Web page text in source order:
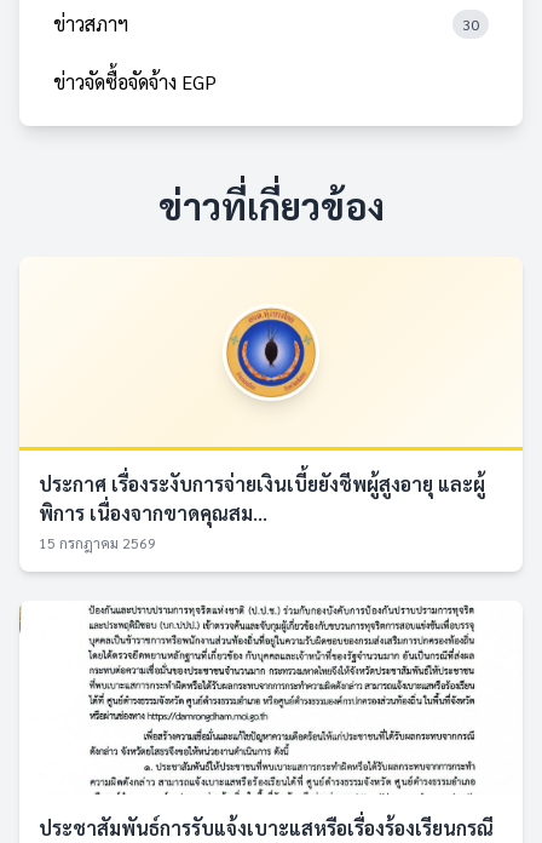
ข่าวสภาฯ 30
ข่าวจัดซื้อจัดจ้าง EGP
ข่าวที่เกี่ยวข้อง
ประกาศ เรื่องระงับการจ่ายเงินเบี้ยยังชีพผู้สูงอายุ และผู้
พิการ เนื่องจากขาดคุณสม...
15 กรกฎาคม 2569
ประชาสัมพันธ์การรับแจ้งเบาะแสหรือเรื่องร้องเรียนกรณี